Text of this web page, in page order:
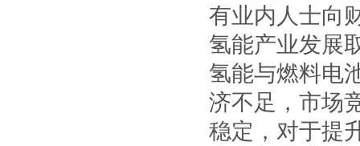
有业内人士向
氢能产业发展
氢能与燃料电
济不足，市场
稳定，对于提